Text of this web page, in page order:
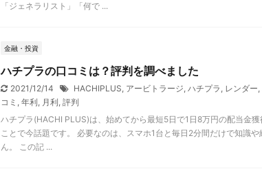
「ジェネラリスト」「何で ...
金融・投資
ハチプラの口コミは？評判を調べました
2021/12/14 HACHIPLUS, アービトラージ, ハチプラ , レンダー,
コミ , 年利, 月利, 評判
ハチプラ(HACHI PLUS)は、始めてから最短5日で1日8万円の配当金
ことで今話題です。 必要なのは、スマホ1台と毎日2分間だけで知識
ん。 この記 ...